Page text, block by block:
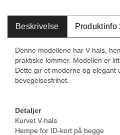
Beskrivelse Produktinfo
Denne modellene har V-hals,
praktiske lommer. Modellen er
Dette gir et moderne og elegant
bevegelsesfrihet.
Detaljer
Kurvet V-hals
Hempe for ID-kort på begge